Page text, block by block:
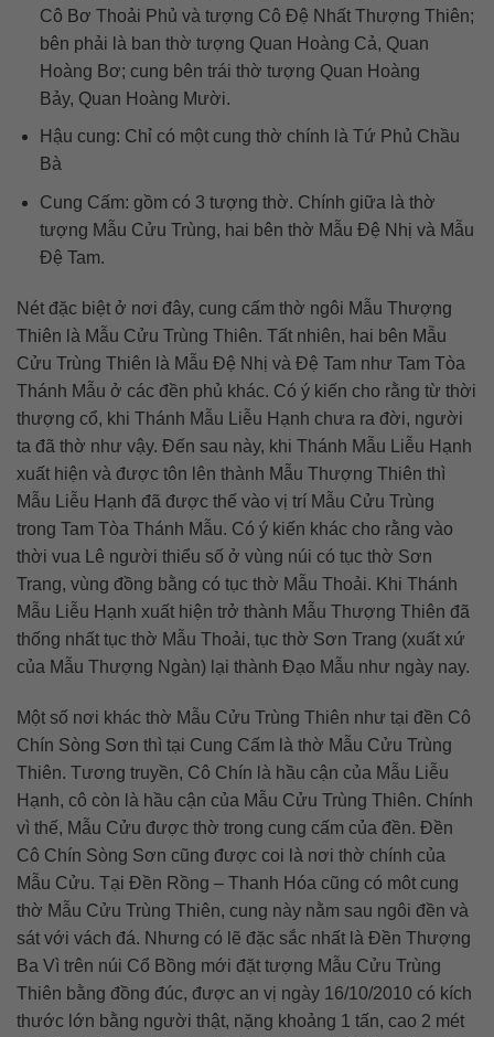
Cô Bơ Thoải Phủ và tượng Cô Đệ Nhất Thượng Thiên;
bên phải là ban thờ tượng Quan Hoàng Cả, Quan
Hoàng Bơ; cung bên trái thờ tượng Quan Hoàng
Bảy, Quan Hoàng Mười.
Hậu cung: Chỉ có một cung thờ chính là Tứ Phủ Chầu
Bà
Cung Cấm: gồm có 3 tượng thờ. Chính giữa là thờ
tượng Mẫu Cửu Trùng, hai bên thờ Mẫu Đệ Nhị và Mẫu
Đệ Tam.
Nét đặc biệt ở nơi đây, cung cấm thờ ngôi Mẫu Thượng
Thiên là Mẫu Cửu Trùng Thiên. Tất nhiên, hai bên Mẫu
Cửu Trùng Thiên là Mẫu Đệ Nhị và Đệ Tam như Tam Tòa
Thánh Mẫu ở các đền phủ khác. Có ý kiến cho rằng từ thời
thượng cổ, khi Thánh Mẫu Liễu Hạnh chưa ra đời, người
ta đã thờ như vậy. Đến sau này, khi Thánh Mẫu Liễu Hạnh
xuất hiện và được tôn lên thành Mẫu Thượng Thiên thì
Mẫu Liễu Hạnh đã được thế vào vị trí Mẫu Cửu Trùng
trong Tam Tòa Thánh Mẫu. Có ý kiến khác cho rằng vào
thời vua Lê người thiểu số ở vùng núi có tục thờ Sơn
Trang, vùng đồng bằng có tục thờ Mẫu Thoải. Khi Thánh
Mẫu Liễu Hạnh xuất hiện trở thành Mẫu Thượng Thiên đã
thống nhất tục thờ Mẫu Thoải, tục thờ Sơn Trang (xuất xứ
của Mẫu Thượng Ngàn) lại thành Đạo Mẫu như ngày nay.
Một số nơi khác thờ Mẫu Cửu Trùng Thiên như tại đền Cô
Chín Sòng Sơn thì tại Cung Cấm là thờ Mẫu Cửu Trùng
Thiên. Tương truyền, Cô Chín là hầu cận của Mẫu Liễu
Hạnh, cô còn là hầu cận của Mẫu Cửu Trùng Thiên. Chính
vì thế, Mẫu Cửu được thờ trong cung cấm của đền. Đền
Cô Chín Sòng Sơn cũng được coi là nơi thờ chính của
Mẫu Cửu. Tại Đền Rồng – Thanh Hóa cũng có môt cung
thờ Mẫu Cửu Trùng Thiên, cung này nằm sau ngôi đền và
sát với vách đá. Nhưng có lẽ đặc sắc nhất là Đền Thượng
Ba Vì trên núi Cổ Bồng mới đặt tượng Mẫu Cửu Trùng
Thiên bằng đồng đúc, được an vị ngày 16/10/2010 có kích
thước lớn bằng người thật, nặng khoảng 1 tấn, cao 2 mét